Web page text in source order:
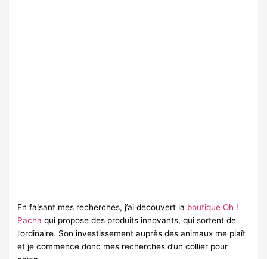
En faisant mes recherches, j’ai découvert la boutique Oh !
Pacha qui propose des produits innovants, qui sortent de
l’ordinaire. Son investissement auprès des animaux me plaît
et je commence donc mes recherches d’un collier pour